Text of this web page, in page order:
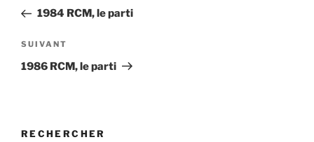
l'article
précédent
1984 RCM, le parti
Article
suivant
SUIVANT
1986 RCM, le parti
RECHERCHER